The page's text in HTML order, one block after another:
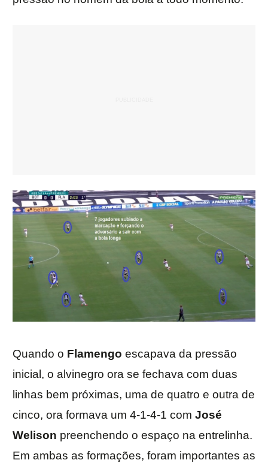
Quando o Flamengo escapava da pressão
inicial, o alvinegro ora se fechava com duas
linhas bem próximas, uma de quatro e outra de
cinco, ora formava um 4-1-4-1 com José
Welison preenchendo o espaço na entrelinha.
Em ambas as formações, foram importantes as